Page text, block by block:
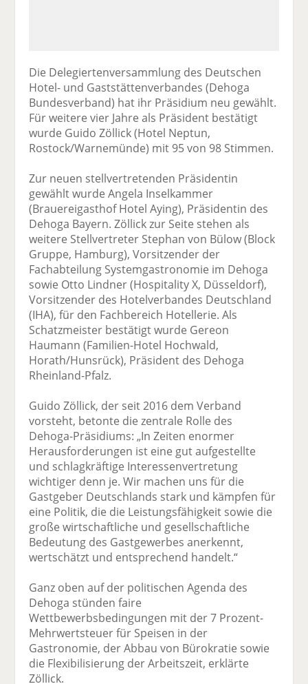
Die Delegiertenversammlung des Deutschen
Hotel- und Gaststättenverbandes (Dehoga
Bundesverband) hat ihr Präsidium neu gewählt.
Für weitere vier Jahre als Präsident bestätigt
wurde Guido Zöllick (Hotel Neptun,
Rostock/Warnemünde) mit 95 von 98 Stimmen.
Zur neuen stellvertretenden Präsidentin
gewählt wurde Angela Inselkammer
(Brauereigasthof Hotel Aying), Präsidentin des
Dehoga Bayern. Zöllick zur Seite stehen als
weitere Stellvertreter Stephan von Bülow (Block
Gruppe, Hamburg), Vorsitzender der
Fachabteilung Systemgastronomie im Dehoga
sowie Otto Lindner (Hospitality X, Düsseldorf),
Vorsitzender des Hotelverbandes Deutschland
(IHA), für den Fachbereich Hotellerie. Als
Schatzmeister bestätigt wurde Gereon
Haumann (Familien-Hotel Hochwald,
Horath/Hunsrück), Präsident des Dehoga
Rheinland-Pfalz.
Guido Zöllick, der seit 2016 dem Verband
vorsteht, betonte die zentrale Rolle des
Dehoga-Präsidiums: „In Zeiten enormer
Herausforderungen ist eine gut aufgestellte
und schlagkräftige Interessenvertretung
wichtiger denn je. Wir machen uns für die
Gastgeber Deutschlands stark und kämpfen für
eine Politik, die die Leistungsfähigkeit sowie die
große wirtschaftliche und gesellschaftliche
Bedeutung des Gastgewerbes anerkennt,
wertschätzt und entsprechend handelt.“
Ganz oben auf der politischen Agenda des
Dehoga stünden faire
Wettbewerbsbedingungen mit der 7 Prozent-
Mehrwertsteuer für Speisen in der
Gastronomie, der Abbau von Bürokratie sowie
die Flexibilisierung der Arbeitszeit, erklärte
Zöllick.